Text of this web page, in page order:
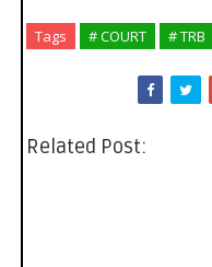
Tags # COURT # TRB
Related Post: